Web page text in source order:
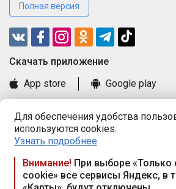
Для обеспечения удобства
используются cookies.
Узнать подробнее
Внимание! При выборе «Только
cookie» все сервисы Яндекс, в
Полная версия
Cкачать приложение
App store
Google play
Книга замечаний и предложений
Правила и документы
Praca.by © 2000—2026, ООО «ПРАЦА
Республика Беларусь, 220114, г. Минск,
117а, пом. № 9.